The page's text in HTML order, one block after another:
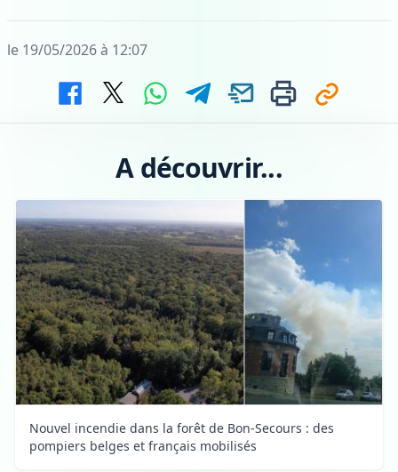
le 19/05/2026 à 12:07
A découvrir...
Nouvel incendie dans la forêt de Bon-Secours : des
pompiers belges et français mobilisés